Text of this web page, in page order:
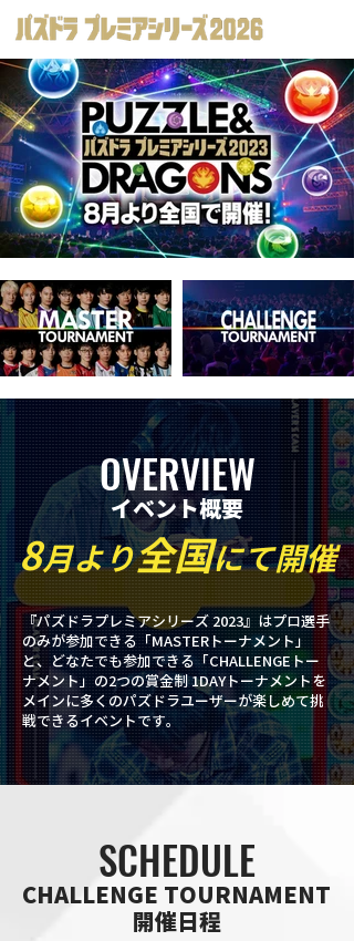
OVERVIEW
イベント概要
8月より全国にて開催
『パズドラプレミアシリーズ 2023』はプロ選手
のみが参加できる「MASTERトーナメント」
と、どなたでも参加できる「CHALLENGEトー
ナメント」の2つの賞金制 1DAYトーナメントを
メインに多くのパズドラユーザーが楽しめて挑
戦できるイベントです。
SCHEDULE
CHALLENGE TOURNAMENT
開催日程